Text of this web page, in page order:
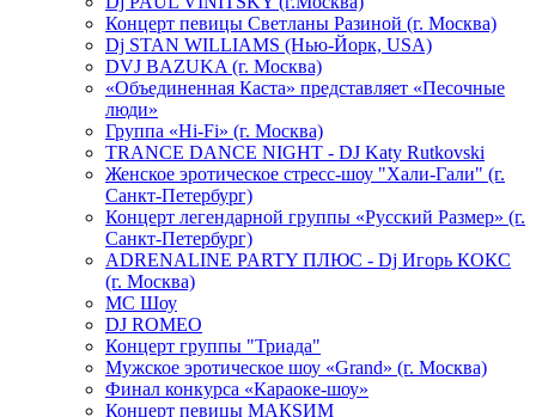
Концерт певицы Светланы Разиной (г. Москва)
Dj STAN WILLIAMS (Нью-Йорк, USA)
DVJ BAZUKA (г. Москва)
«Объединенная Каста» представляет «Песочные
люди»
Группа «Hi-Fi» (г. Москва)
TRANCE DANCE NIGHT - DJ Katy Rutkovski
Женское эротическое стресс-шоу "Хали-Гали" (г.
Санкт-Петербург)
Концерт легендарной группы «Русский Размер» (г.
Санкт-Петербург)
ADRENALINE PARTY ПЛЮС - Dj Игорь КОКС
(г. Москва)
MC Шоу
DJ ROMEO
Концерт группы "Триада"
Мужское эротическое шоу «Grand» (г. Москва)
Финал конкурса «Караоке-шоу»
Концерт певицы МАКSИМ